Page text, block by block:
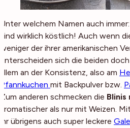
Unter welchem Namen auch
sind wirklich köstlich! Auch wenn
weniger der ihrer amerikanischen
unterscheiden sich die beiden
allem an der Konsistenz, also am
Pfannkuchen mit Backpulver bzw.
Zum anderen schmecken die Blinis
aromatischer als nur mit Weizen.
ihr übrigens auch super leckere